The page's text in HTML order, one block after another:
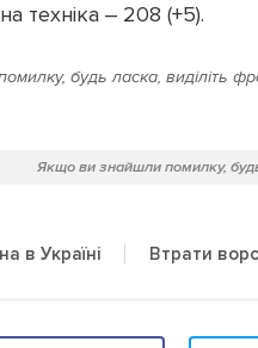
техніка ‒ 208 (+5).
будь ласка, виділіть
Якщо ви знайшли помилку, будь
в Україні Втрати